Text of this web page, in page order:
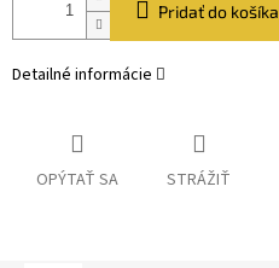
Pridať do košíka
Detailné informácie
OPÝTAŤ SA STRÁŽIŤ